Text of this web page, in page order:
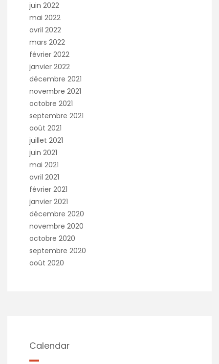
juin 2022
mai 2022
avril 2022
mars 2022
février 2022
janvier 2022
décembre 2021
novembre 2021
octobre 2021
septembre 2021
août 2021
juillet 2021
juin 2021
mai 2021
avril 2021
février 2021
janvier 2021
décembre 2020
novembre 2020
octobre 2020
septembre 2020
août 2020
Calendar